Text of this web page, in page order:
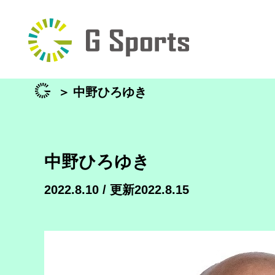
＞ 中野ひろゆき
中野ひろゆき
2022.8.10 / 更新2022.8.15